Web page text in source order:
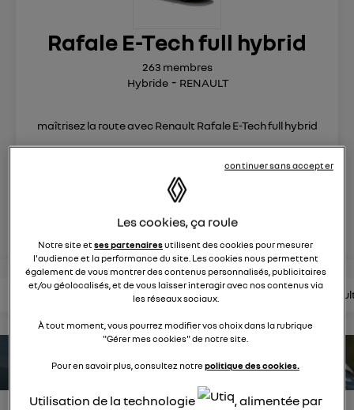
Rafale E-Tech full hybrid
Hybride RENAULT
263 membres
maîtrisez la route avec Renault Rafale E-Tech full hybrid
posez une question
rejoignez
lire les questions lire les articles consultez la brochure
estimez votre autonomie
Les cookies, ça roule
Notre site etses partenairesutilisent des cookies pour mesurer
l'audience et la performance du site. Les cookies nous permettent
également de vous montrer des contenus personnalisés, publicitaires
et/ou géolocalisés, et de vous laisser interagir avec nos contenus via
les réseaux sociaux.
À tout moment, vous pourrez modifier vos choix dans la rubrique
"Gérer mes cookies" de notre site.
Pour en savoir plus, consultez notrepolitique des cookies.
Utilisation de la technologie
, alimentée par
continuer sans accepter